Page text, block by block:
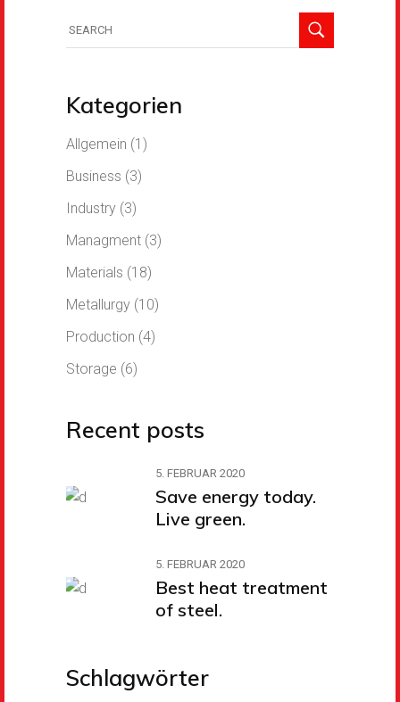
Kategorien
Allgemein (1)
Business (3)
Industry (3)
Managment (3)
Materials (18)
Metallurgy (10)
Production (4)
Storage (6)
Recent posts
5. FEBRUAR 2020
Save energy today.
Live green.
5. FEBRUAR 2020
Best heat treatment
of steel.
Schlagwörter